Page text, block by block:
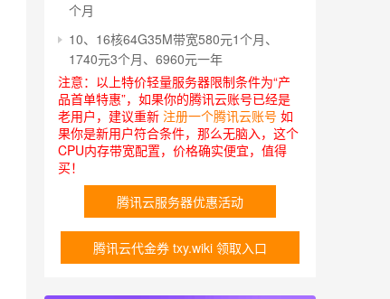
个月
10、16核64G35M带宽580元1个月、
1740元3个月、6960元一年
注意：以上特价轻量服务器限制条件为“产
品首单特惠”，如果你的腾讯云账号已经是
老用户，建议重新 注册一个腾讯云账号 如
果你是新用户符合条件，那么无脑入，这个
CPU内存带宽配置，价格确实便宜，值得
买！
腾讯云服务器优惠活动
腾讯云代金券 txy.wiki 领取入口